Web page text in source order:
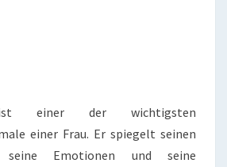
einer der wichtigsten
einer Frau. Er spiegelt seinen
seine Emotionen und seine